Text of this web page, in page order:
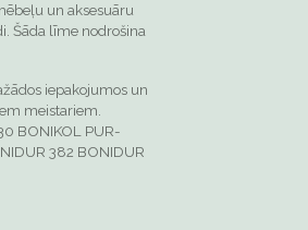
un aksesuāru
Šāda līme nodrošina
iepakojumos un
meistariem.
BONIKOL PUR-
382 BONIDUR